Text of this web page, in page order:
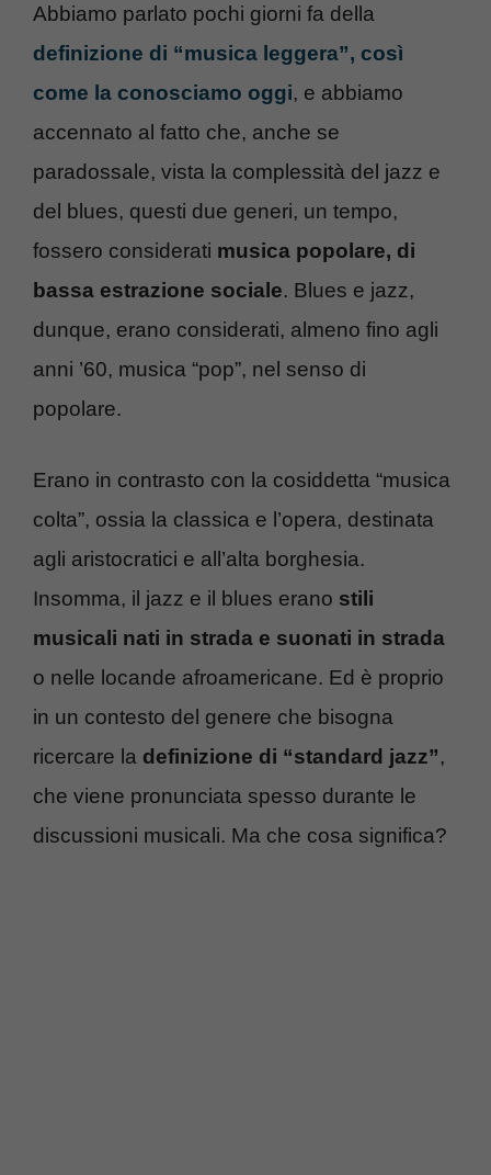
Abbiamo parlato pochi giorni fa della
definizione di “musica leggera”, così
come la conosciamo oggi, e abbiamo
accennato al fatto che, anche se
paradossale, vista la complessità del jazz e
del blues, questi due generi, un tempo,
fossero considerati musica popolare, di
bassa estrazione sociale. Blues e jazz,
dunque, erano considerati, almeno fino agli
anni ’60, musica “pop”, nel senso di
popolare.
Erano in contrasto con la cosiddetta “musica
colta”, ossia la classica e l’opera, destinata
agli aristocratici e all’alta borghesia.
Insomma, il jazz e il blues erano stili
musicali nati in strada e suonati in strada
o nelle locande afroamericane. Ed è proprio
in un contesto del genere che bisogna
ricercare la definizione di “standard jazz”,
che viene pronunciata spesso durante le
discussioni musicali. Ma che cosa significa?